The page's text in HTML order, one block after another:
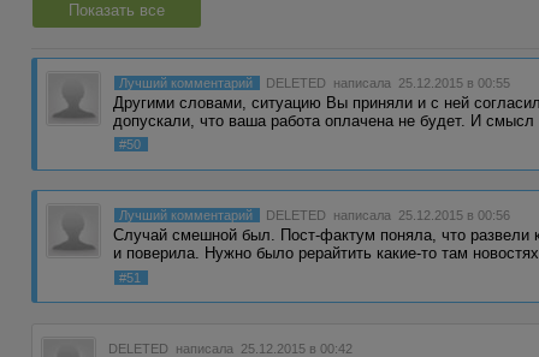
Показать все
Лучший комментарий DELETED написала 25.12.2015 в 00:55
Другими словами, ситуацию Вы приняли и с ней
допускали, что ваша работа оплачена не будет. И смысл
#50
Лучший комментарий DELETED написала 25.12.2015 в 00:56
Случай смешной был. Пост-фактум поняла, что развели
и поверила. Нужно было рерайтить какие-то там
#51
DELETED написала 25.12.2015 в 00:42